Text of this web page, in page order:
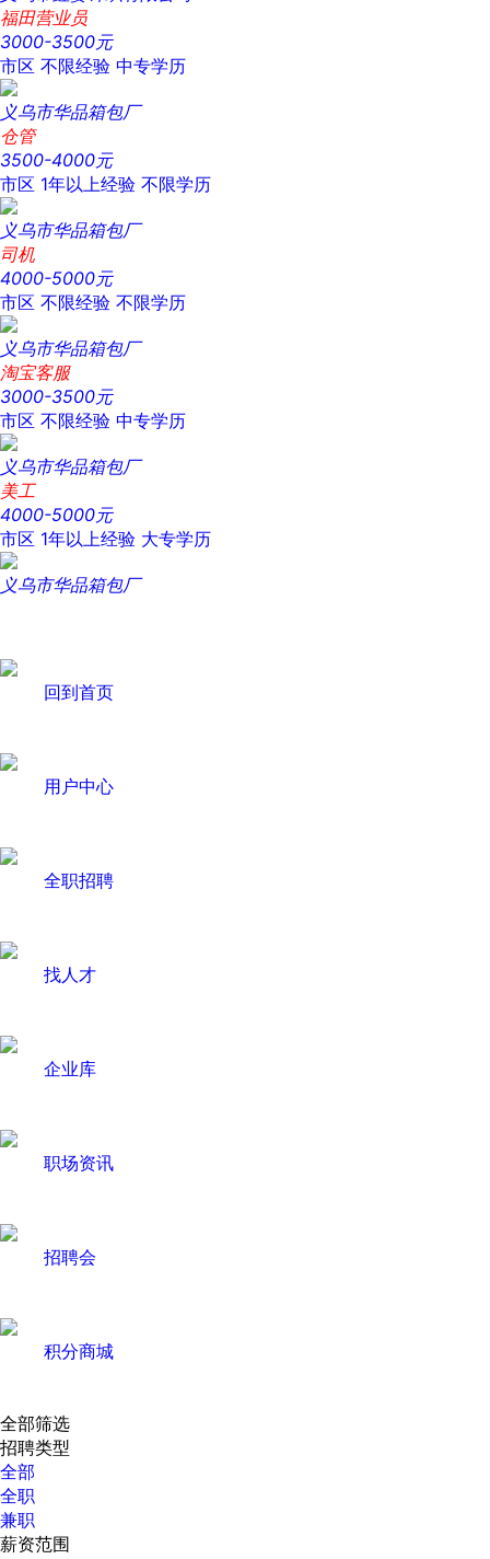
福田营业员
3000-3500元
市区 不限经验 中专学历
义乌市华品箱包厂
仓管
3500-4000元
市区 1年以上经验 不限学历
义乌市华品箱包厂
司机
4000-5000元
市区 不限经验 不限学历
义乌市华品箱包厂
淘宝客服
3000-3500元
市区 不限经验 中专学历
义乌市华品箱包厂
美工
4000-5000元
市区 1年以上经验 大专学历
义乌市华品箱包厂
回到首页
用户中心
全职招聘
找人才
企业库
职场资讯
招聘会
积分商城
全部筛选
招聘类型
全部
全职
兼职
薪资范围